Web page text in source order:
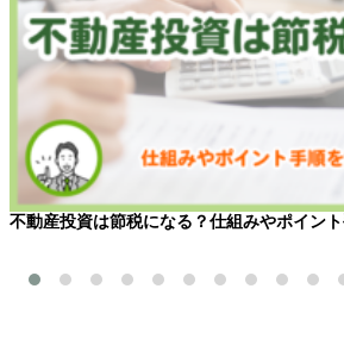
不動産投資は節税になる？仕組みやポイント